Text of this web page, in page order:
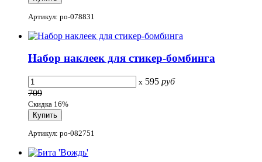
Артикул: po-078831
Набор наклеек для стикер-бомбинга
x 595 руб
709
Скидка 16%
Артикул: po-082751